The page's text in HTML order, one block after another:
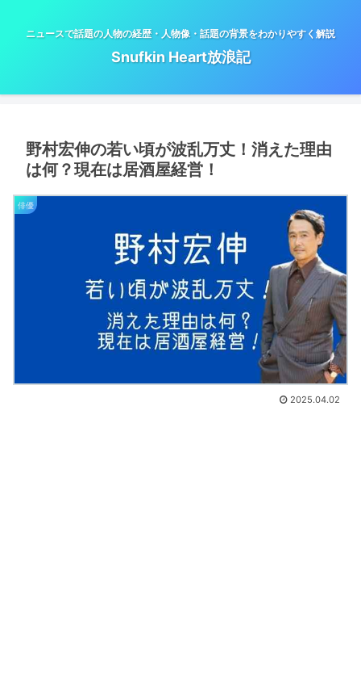
ニュースで話題の人物の経歴・人物像・話題の背景をわかりやすく解説
Snufkin Heart放浪記
野村宏伸の若い頃が波乱万丈！消えた理由
は何？現在は居酒屋経営！
俳優
2025.04.02